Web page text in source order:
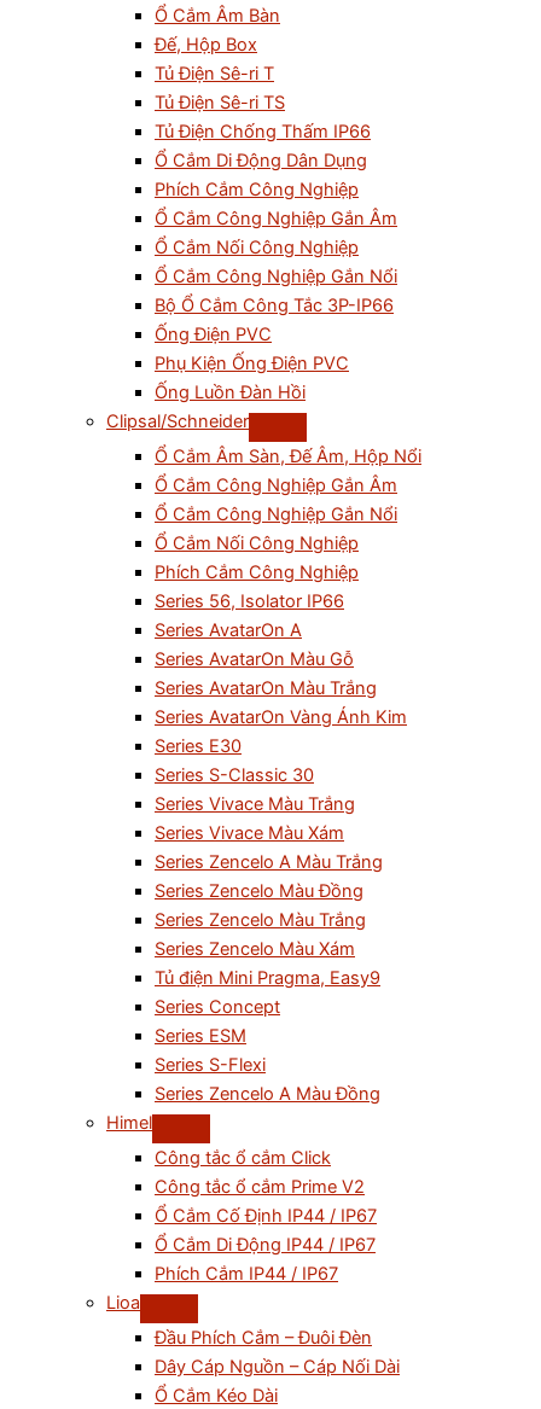
Ổ Cắm Âm Bàn
Đế, Hộp Box
Tủ Điện Sê-ri T
Tủ Điện Sê-ri TS
Tủ Điện Chống Thấm IP66
Ổ Cắm Di Động Dân Dụng
Phích Cắm Công Nghiệp
Ổ Cắm Công Nghiệp Gắn Âm
Ổ Cắm Nối Công Nghiệp
Ổ Cắm Công Nghiệp Gắn Nổi
Bộ Ổ Cắm Công Tắc 3P-IP66
Ống Điện PVC
Phụ Kiện Ống Điện PVC
Ống Luồn Đàn Hồi
Clipsal/Schneider
Ổ Cắm Âm Sàn, Đế Âm, Hộp Nổi
Ổ Cắm Công Nghiệp Gắn Âm
Ổ Cắm Công Nghiệp Gắn Nổi
Ổ Cắm Nối Công Nghiệp
Phích Cắm Công Nghiệp
Series 56, Isolator IP66
Series AvatarOn A
Series AvatarOn Màu Gỗ
Series AvatarOn Màu Trắng
Series AvatarOn Vàng Ánh Kim
Series E30
Series S-Classic 30
Series Vivace Màu Trắng
Series Vivace Màu Xám
Series Zencelo A Màu Trắng
Series Zencelo Màu Đồng
Series Zencelo Màu Trắng
Series Zencelo Màu Xám
Tủ điện Mini Pragma, Easy9
Series Concept
Series ESM
Series S-Flexi
Series Zencelo A Màu Đồng
Himel
Công tắc ổ cắm Click
Công tắc ổ cắm Prime V2
Ổ Cắm Cố Định IP44 / IP67
Ổ Cắm Di Động IP44 / IP67
Phích Cắm IP44 / IP67
Lioa
Đầu Phích Cắm – Đuôi Đèn
Dây Cáp Nguồn – Cáp Nối Dài
Ổ Cắm Kéo Dài